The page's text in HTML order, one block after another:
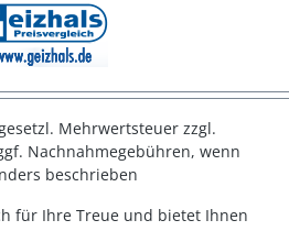
Mehrwertsteuer zzgl.
Nachnahmegebühren, wenn
beschrieben
für Ihre Treue und bietet Ihnen